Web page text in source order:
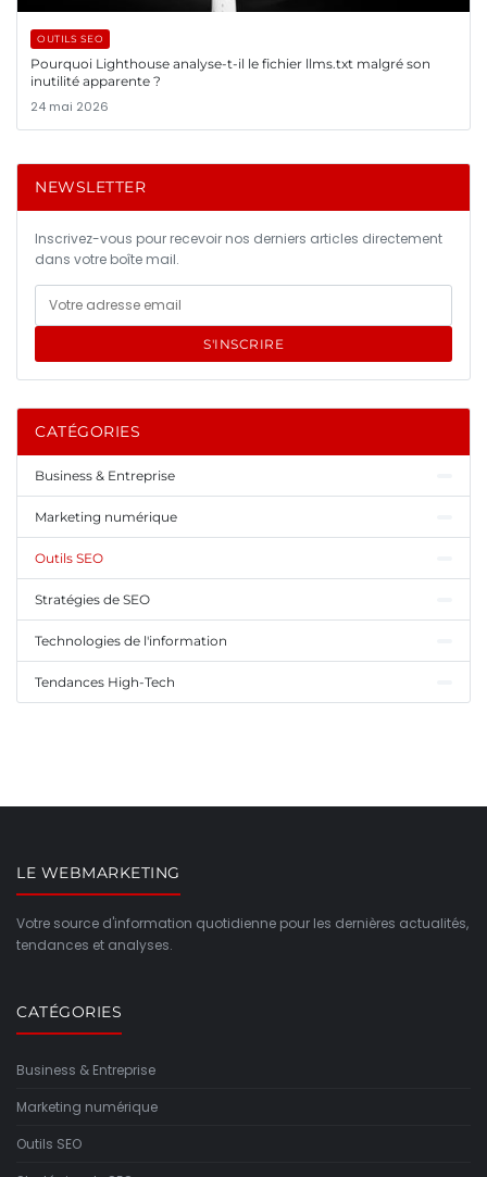
OUTILS SEO
Pourquoi Lighthouse analyse-t-il le fichier llms.txt malgré son
inutilité apparente ?
24 mai 2026
NEWSLETTER
Inscrivez-vous pour recevoir nos derniers articles directement
dans votre boîte mail.
S'INSCRIRE
CATÉGORIES
Business & Entreprise
Marketing numérique
Outils SEO
Stratégies de SEO
Technologies de l'information
Tendances High-Tech
LE WEBMARKETING
Votre source d'information quotidienne pour les dernières actualités,
tendances et analyses.
CATÉGORIES
Business & Entreprise
Marketing numérique
Outils SEO